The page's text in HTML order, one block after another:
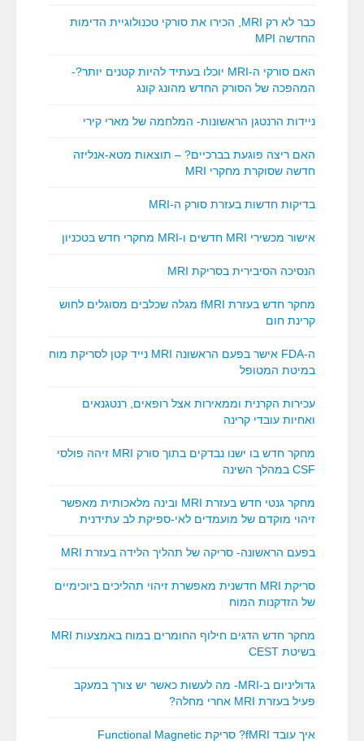
כבר לא רק MRI, הכירו את סורקי טכנולוגיית הדימות
החדשה MPI
האם סורקי ה-MRI יוכלו בעתיד להיות קטנים יותר?-
המהפכה של הסורק החדש מהונג קונג
ניידות הרנטגן הראשונות- המלחמה של מארי קירי
האם ריצה פוגעת בברכיים? – תוצאות מטא-אנליזה
חדשה שסוקרת מחקרי MRI
בדיקות חדשות בעזרת סורק ה-MRI
אישור מכשירי MRI חדשים ו-MRI מחקרי חדש בטכניון
הנסיכה הסיבירית בסריקת MRI
מחקר חדש בעזרת fMRI מגלה שכלבים מסוגלים לחוש
קרינת חום
ה-FDA אישר בפעם הראשונה MRI נייד קטן לסריקת מוח
במיטת המטופל
עכירות הקרנית וממאירות אצל רופאים, רנטגנאים
ואחיות עובדי קרינה
מחקר חדש בו ישנו נבדקים בתוך סורק MRI זיהה פולסי
CSF במהלך השינה
מחקר גנטי חדש בעזרת MRI ובינה מלאכותית מאפשר
זיהוי מוקדם של מועמדים לאי-ספיקת לב עתידנית
בפעם הראשונה- סריקה של תהליך הלידה בעזרת MRI
סריקת MRI חדשנית מאפשרת זיהוי תהליכים ביוכימיים
של הזדקנות המוח
מחקר חדש הדגים חילוף החומרים במוח באמצעות MRI
בשיטת CEST
גדוליניום ב-MRI- מה לעשות כאשר יש צורך במעקב
פעיל בעזרת MRI אחרי מחלה?
איך עובד fMRI? סריקת Functional Magnetic